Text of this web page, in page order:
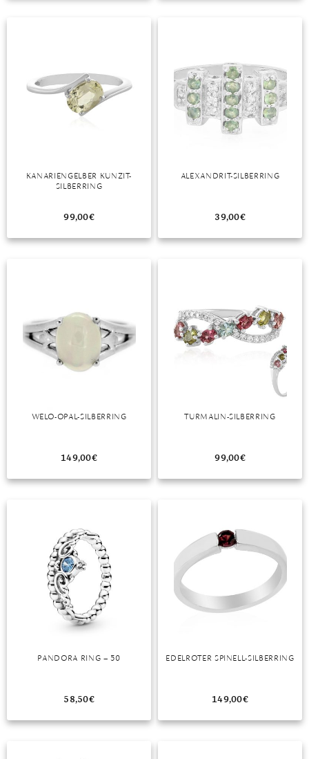
KANARIENGELBER KUNZIT-
SILBERRING
99,00€
ALEXANDRIT-SILBERRING
39,00€
WELO-OPAL-SILBERRING
149,00€
TURMALIN-SILBERRING
99,00€
PANDORA RING – 50
58,50€
EDELROTER SPINELL-SILBERRING
149,00€